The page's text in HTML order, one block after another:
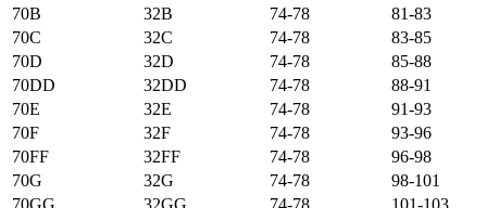
70B
32B 74-78
81-83
70C
32C 74-78
83-85
70D
32D 74-78
85-88
70DD
32DD 74-78
88-91
70E
32E 74-78
91-93
70F
32F 74-78
93-96
70FF
32FF 74-78
96-98
70G
32G 74-78
98-101
70GG
32GG 74-78
101-103